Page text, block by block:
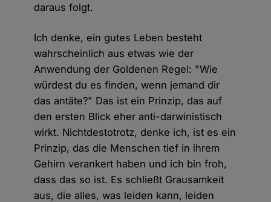
daraus folgt.
Ich denke, ein gutes Leben besteht
wahrscheinlich aus etwas wie der
Anwendung der Goldenen Regel: "Wie
würdest du es finden, wenn jemand dir
das antäte?" Das ist ein Prinzip, das auf
den ersten Blick eher anti-darwinistisch
wirkt. Nichtdestotrotz, denke ich, ist es ein
Prinzip, das die Menschen tief in ihrem
Gehirn verankert haben und ich bin froh,
dass das so ist. Es schließt Grausamkeit
aus, die alles, was leiden kann, leiden